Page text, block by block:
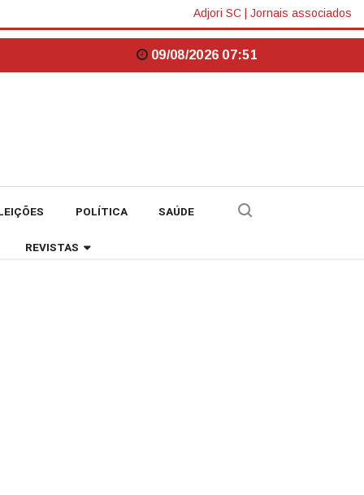
Adjori SC Jornais associados
09/08/2026 07:51
POLÍTICA SAÚDE
REVISTAS